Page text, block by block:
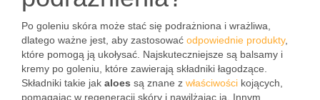
Po goleniu skóra może stać się podrażniona i wrażliwa,
dlatego ważne jest, aby zastosować odpowiednie produkty,
które pomogą ją ukołysać. Najskuteczniejsze są balsamy i
kremy po goleniu, które zawierają składniki łagodzące.
Składniki takie jak aloes są znane z właściwości kojących,
pomagając w regeneracji skóry i nawilżając ją. Innym